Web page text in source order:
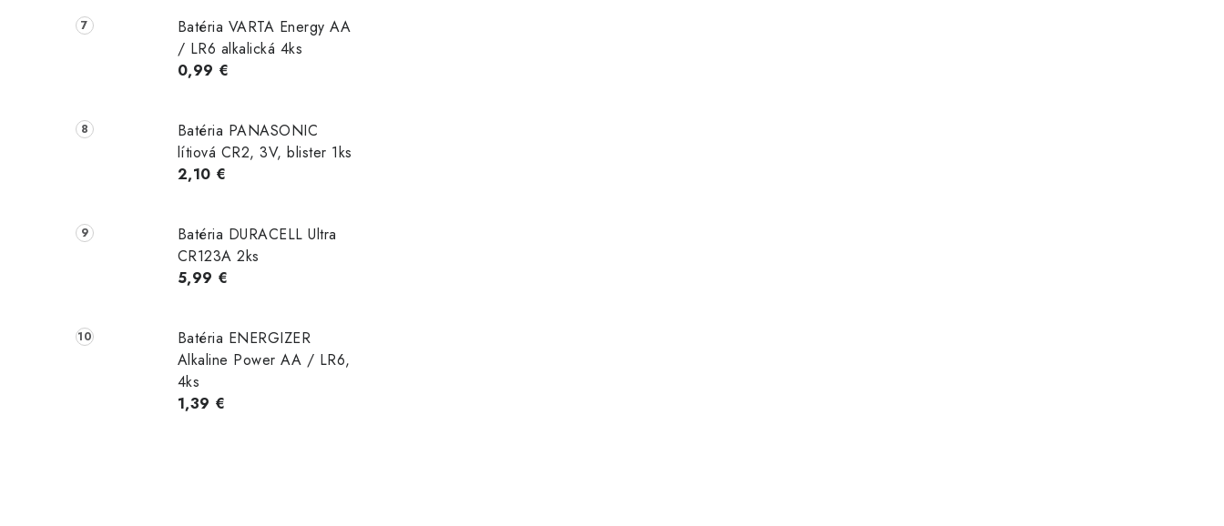
Batéria VARTA Energy AA
/ LR6 alkalická 4ks
0,99 €
Batéria PANASONIC
lítiová CR2, 3V, blister 1ks
2,10 €
Batéria DURACELL Ultra
CR123A 2ks
5,99 €
Batéria ENERGIZER
Alkaline Power AA / LR6,
4ks
1,39 €